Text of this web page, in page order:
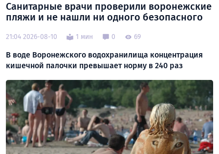
Санитарные врачи проверили воронежские
пляжи и не нашли ни одного безопасного
21:04 2026-08-10 1 мин 0 69
В воде Воронежского водохранилища концентрация
кишечной палочки превышает норму в 240 раз